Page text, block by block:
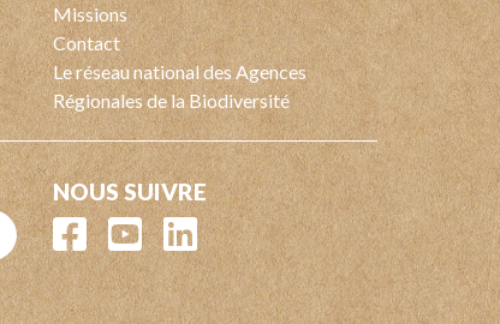
Missions
Contact
Le réseau national des Agences
Régionales de la Biodiversité
NOUS SUIVRE